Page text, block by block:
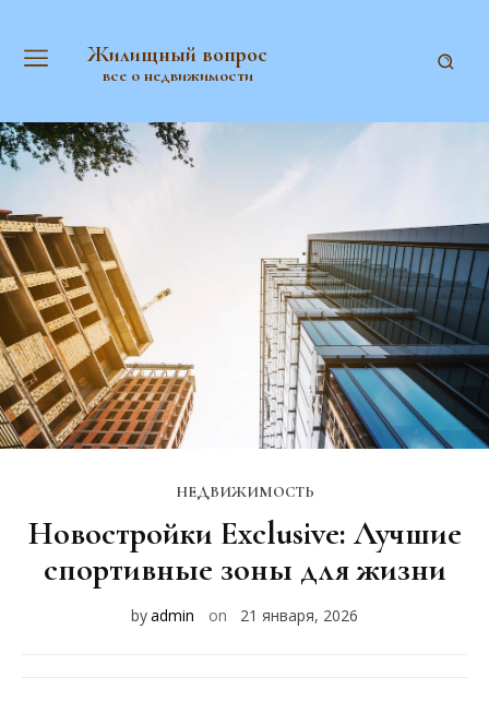
Жилищный вопрос
все о недвижимости
НЕДВИЖИМОСТЬ
Новостройки Exclusive: Лучшие
спортивные зоны для жизни
byadmin on 21 января, 2026